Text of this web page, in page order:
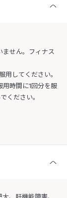
ません。フィナス
用してください。
時間に1回分を服
ください。